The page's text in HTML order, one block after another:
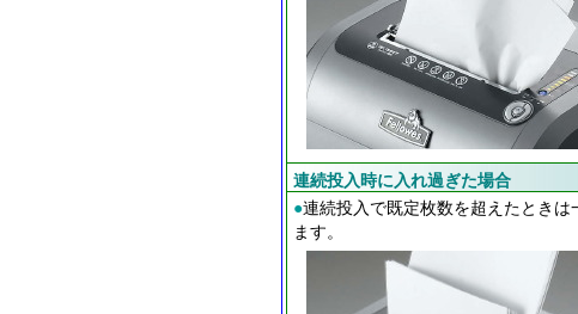
連続投入時に入れ過ぎた場合
●連続投入で既定枚数を超えたとき
ます。